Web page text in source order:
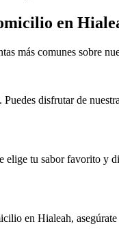
en
más comunes sobre
disfrutar de
elige tu sabor favorito y
en Hialeah,